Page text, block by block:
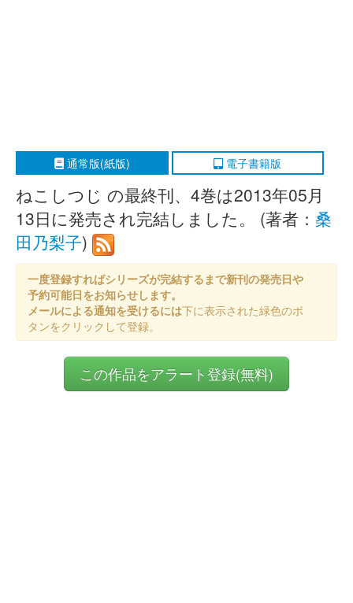
通常版(紙版) 電子書籍版
ねこしつじ の最終刊、4巻は2013年05月
13日に発売され完結しました。 (著者： 桑
田乃梨子)
一度登録すればシリーズが完結するまで新刊の発売日や
予約可能日をお知らせします。
メールによる通知を受けるには下に表示された緑色のボ
タンをクリックして登録。
この作品をアラート登録(無料)